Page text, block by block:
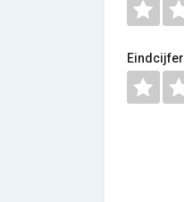
Eindcijfer